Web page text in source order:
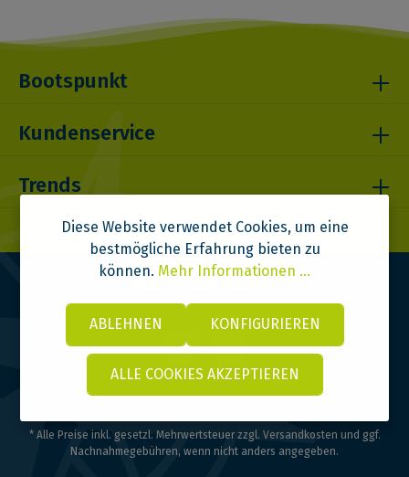
Bootspunkt
Kundenservice
Trends
* Alle Preise inkl. gesetzl. Mehrwertsteuer zzgl. Versandkosten und ggf.
Nachnahmegebühren, wenn nicht anders angegeben.
Diese Website verwendet Cookies, um eine
bestmögliche Erfahrung bieten zu
können. Mehr Informationen ...
ABLEHNEN KONFIGURIEREN
ALLE COOKIES AKZEPTIEREN